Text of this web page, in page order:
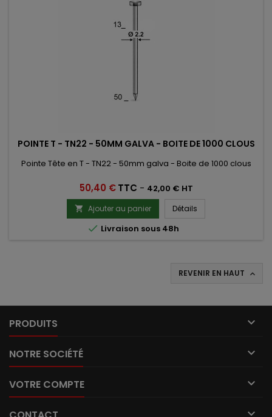
POINTE T - TN22 - 50MM GALVA - BOITE DE 1000 CLOUS
Pointe Tête en T - TN22 - 50mm galva - Boite de 1000 clous
Prix
50,40 € TTC - 42,00 € HT
 Ajouter au panier Détails
 Livraison sous 48h
REVENIR EN HAUT 
PRODUITS 
NOTRE SOCIÉTÉ 
VOTRE COMPTE 